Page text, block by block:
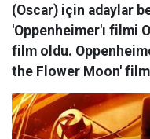
(Oscar) için adaylar
'Oppenheimer'ı filmi
film oldu.
the Flower Moon'